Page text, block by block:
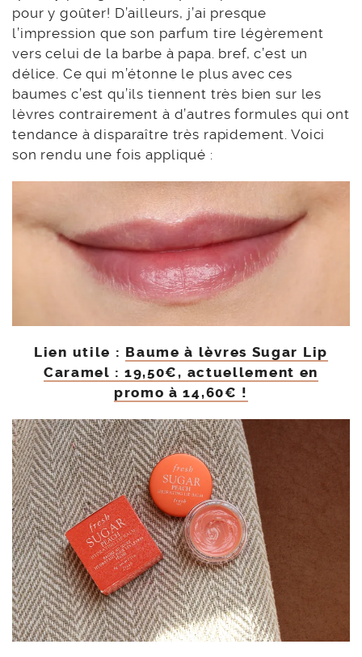
pour y goûter! D’ailleurs, j’ai presque
l’impression que son parfum tire légèrement
vers celui de la barbe à papa. bref, c’est un
délice. Ce qui m’étonne le plus avec ces
baumes c’est qu’ils tiennent très bien sur les
lèvres contrairement à d’autres formules qui ont
tendance à disparaître très rapidement. Voici
son rendu une fois appliqué :
Lien utile : Baume à lèvres Sugar Lip
Caramel : 19,50€, actuellement en
promo à 14,60€ !